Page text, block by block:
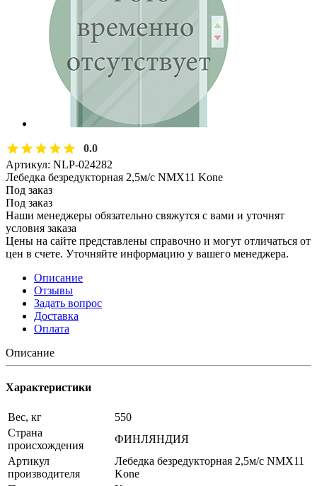
0.0
Артикул: NLP-024282
Лебедка безредукторная 2,5м/с NMX11 Kone
Под заказ
Под заказ
Наши менеджеры обязательно свяжутся с вами и уточнят
условия заказа
Цены на сайте представлены справочно и могут отличаться от
цен в счете. Уточняйте информацию у вашего менеджера.
Описание
Отзывы
Задать вопрос
Доставка
Оплата
Описание
Характеристики
Вес, кг
550
Страна
происхождения
ФИНЛЯНДИЯ
Артикул
производителя
Лебедка безредукторная 2,5м/с NMX11
Kone